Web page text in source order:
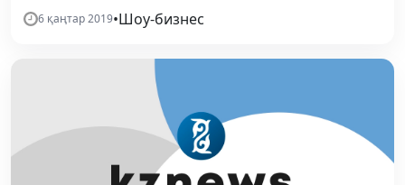
6 қаңтар 2019•Шоу-бизнес